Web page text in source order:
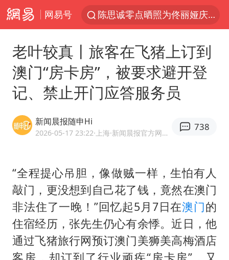
网易号
陈思诚零点晒照为佟丽娅庆生
情侣平潭拍日出坠崖1死1伤
央视新主播李秋莹孙亚鹏亮相
酒店花洒现排泄物住客索赔遭拒
杭州全市有序停课
夏日经济乘“热”而上 消费市场向“新”而行
上四休三，但降薪1000元，你接受吗？
36岁男演员成景区NPC后人气爆棚
老叶较真丨旅客在飞猪上订到
澳门“房卡房”，被要求避开登
记、禁止开门应答服务员
新闻晨报随申Hi
2026-05-17 23:22·上海 ·新闻晨报官方网易号
738
“全程提心吊胆，像做贼一样，生怕有人
敲门，更没想到自己花了钱，竟然在澳门
非法住了一晚！”回忆起5月7日在澳门的
住宿经历，张先生仍心有余悸。近日，他
通过飞猪旅行网预订澳门美狮美高梅酒店